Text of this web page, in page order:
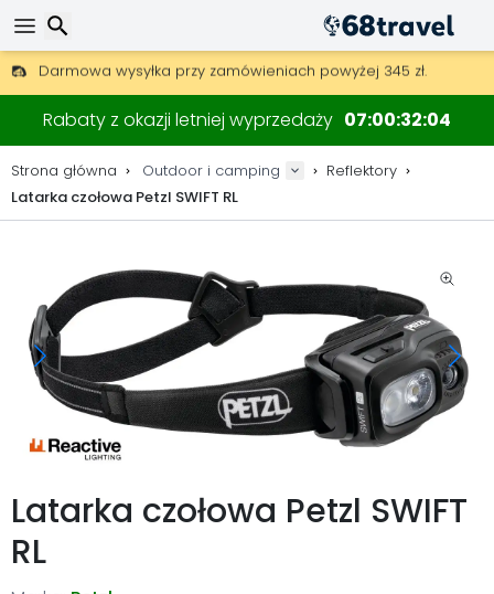
Darmowa wysyłka przy zamówieniach powyżej 345 zł.
30 dni na zwrot, 90 dni na drewniane mapy i dekoracje.
Najlepsze ceny na sprzęt outdoorowy i akcesoria.
Rabaty z okazji letniej wyprzedaży 07 00 32 04
Strona główna Outdoor i camping
Reflektory
Latarka czołowa Petzl SWIFT RL
Latarka czołowa Petzl SWIFT
RL
Wyszukaj